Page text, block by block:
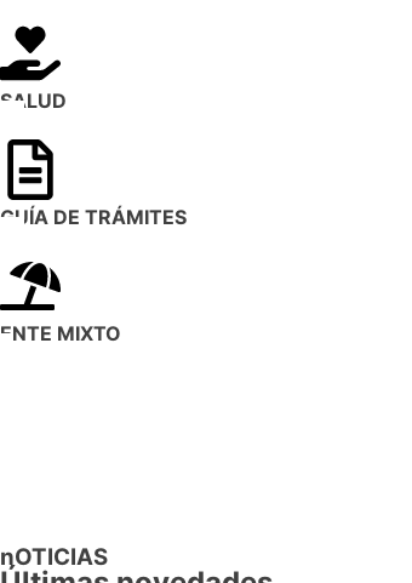
SALUD
GUÍA DE TRÁMITES
ENTE MIXTO
nOTICIAS